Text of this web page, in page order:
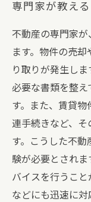
専門家が教える
不動産の専門家
ます。物件の売
り取りが発生し
必要な書類を整え
す。また、賃貸
連手続きなど、そ
す。こうした不
験が必要とされま
バイスを行うこ
などにも迅速に